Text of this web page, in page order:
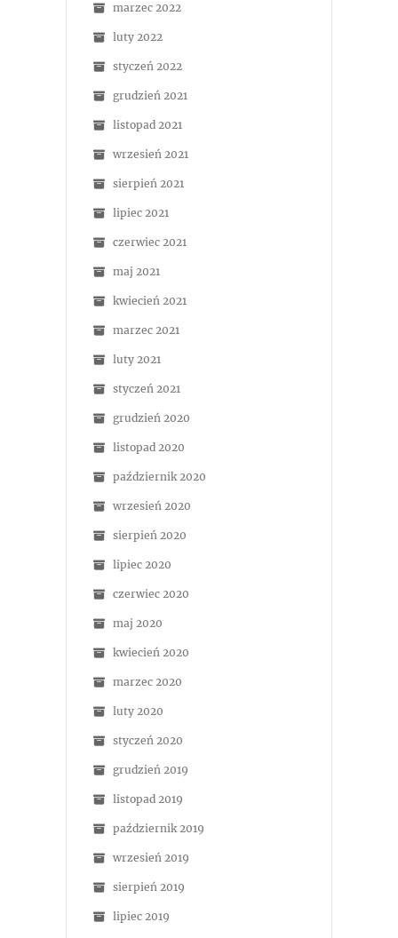
marzec 2022
luty 2022
styczeń 2022
grudzień 2021
listopad 2021
wrzesień 2021
sierpień 2021
lipiec 2021
czerwiec 2021
maj 2021
kwiecień 2021
marzec 2021
luty 2021
styczeń 2021
grudzień 2020
listopad 2020
październik 2020
wrzesień 2020
sierpień 2020
lipiec 2020
czerwiec 2020
maj 2020
kwiecień 2020
marzec 2020
luty 2020
styczeń 2020
grudzień 2019
listopad 2019
październik 2019
wrzesień 2019
sierpień 2019
lipiec 2019